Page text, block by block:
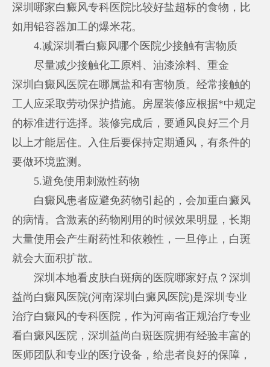
深圳哪家白癜风专科医院比较好盐超标的食物，比
如用铅容器加工的爆米花。
4.减深圳看白癜风哪个医院少接触有害物质
尽量减少接触化工原料、油漆涂料、重金
深圳白癜风医院在哪属盐和有害物质。经常接触的
工人应采取劳动保护措施。房屋装修应根据*中规定
的标准进行选择。装修完成后，要通风良好三个月
以上才能居住。入住后要保持定期通风，有条件的
要做环境监测。
5.避免使用刺激性药物
白癜风患者应避免药物引起的，会加重白癜风
的病情。含激素的药物刚用的时候效果明显，长期
大量使用会产生耐药性和依赖性，一旦停止，白斑
就会大面积扩散。
深圳本地看皮肤白斑病的医院哪家好点？深圳
益尚白癜风医院(河南深圳白癜风医院)是深圳专业
治疗白癜风的专科医院，作为河南省正规治疗专业
看白癜风医院，深圳益尚白斑医院拥有经验丰富的
医师团队和专业的医疗设备，给患者良好的保障，